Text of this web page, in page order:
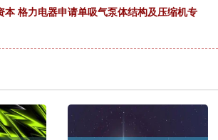
本 格力电器申请单吸气泵体结构及压缩机专